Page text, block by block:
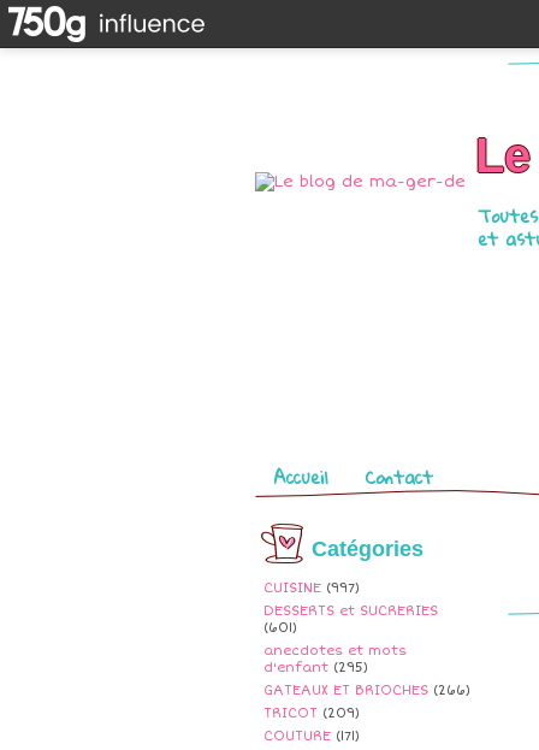
et
Pages
Accueil Contact
Catégories
CUISINE (997)
DESSERTS et SUCRERIES
(601)
anecdotes et mots
d'enfant (295)
GATEAUX ET BRIOCHES (266)
TRICOT (209)
COUTURE (171)